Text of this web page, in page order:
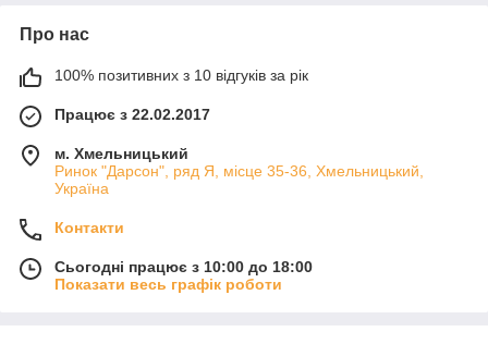
Про нас
100% позитивних з 10 відгуків за рік
Працює з 22.02.2017
м. Хмельницький
Ринок "Дарсон", ряд Я, місце 35-36, Хмельницький,
Україна
Контакти
Сьогодні працює з 10:00 до 18:00
Показати весь графік роботи